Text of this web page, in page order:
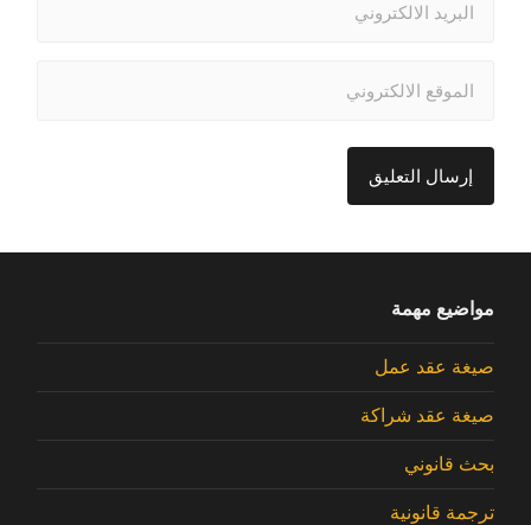
مواضيع مهمة
صيغة عقد عمل
صيغة عقد شراكة
بحث قانوني
ترجمة قانونية